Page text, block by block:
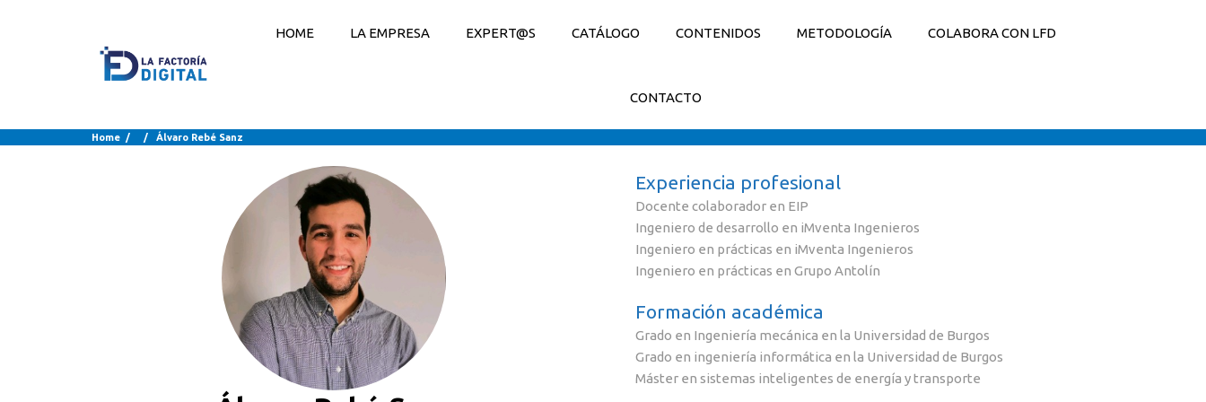
HOME LA EMPRESA EXPERT@S CATÁLOGO CONTENIDOS METODOLOGÍA COLABORA CON LFD
CONTACTO
Home / / Álvaro Rebé Sanz
Experiencia profesional
Docente colaborador en EIP
Ingeniero de desarrollo en iMventa Ingenieros
Ingeniero en prácticas en iMventa Ingenieros
Ingeniero en prácticas en Grupo Antolín
Formación académica
Grado en Ingeniería mecánica en la Universidad de Burgos
Grado en ingeniería informática en la Universidad de Burgos
Máster en sistemas inteligentes de energía y transporte